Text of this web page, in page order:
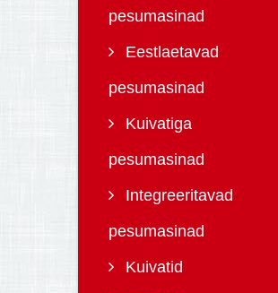
pesumasinad
Eestlaetavad
pesumasinad
Kuivatiga
pesumasinad
Integreeritavad
pesumasinad
Kuivatid